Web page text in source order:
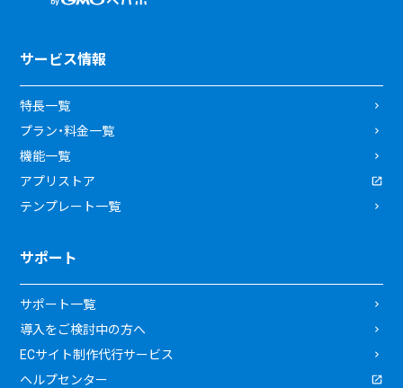
サービス情報
特長一覧
プラン・料金一覧
機能一覧
アプリストア
テンプレート一覧
サポート
サポート一覧
導入をご検討中の方へ
ECサイト制作代行サービス
ヘルプセンター